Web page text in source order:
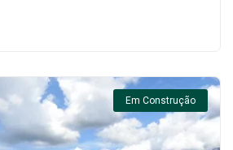
Em Construção